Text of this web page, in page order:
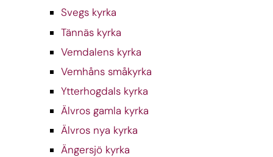
Svegs kyrka
Tännäs kyrka
Vemdalens kyrka
Vemhåns småkyrka
Ytterhogdals kyrka
Älvros gamla kyrka
Älvros nya kyrka
Ängersjö kyrka